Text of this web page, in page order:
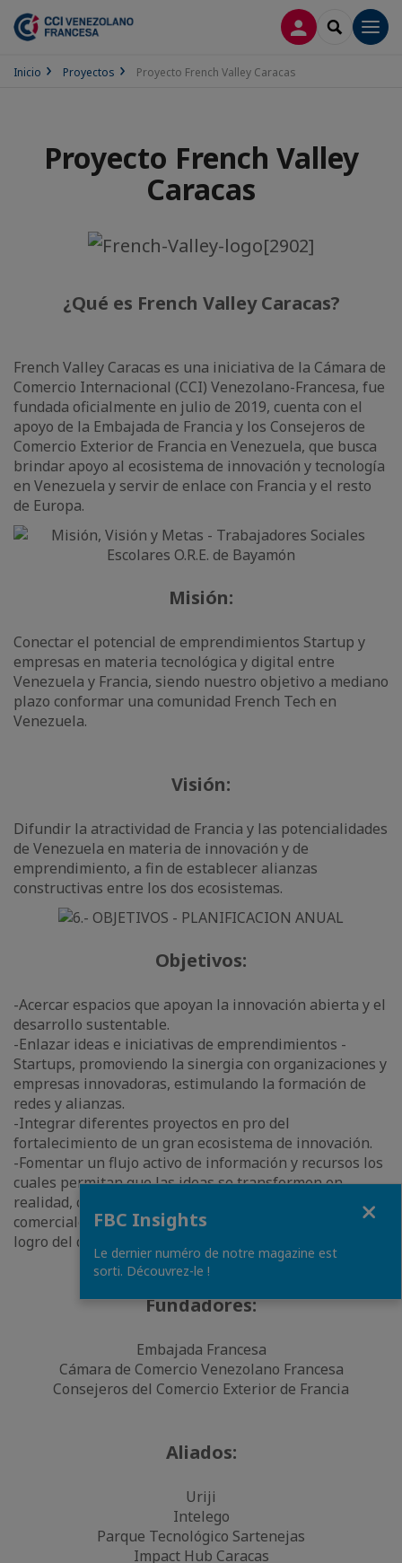
CONECTARSE
SEARCH
Inicio Proyectos Proyecto French Valley Caracas
Proyecto French Valley
Caracas
¿Qué es French Valley Caracas?
French Valley Caracas es una iniciativa de la Cámara de
Comercio Internacional (CCI) Venezolano-Francesa, fue
fundada oficialmente en julio de 2019, cuenta con el
apoyo de la Embajada de Francia y los Consejeros de
Comercio Exterior de Francia en Venezuela, que busca
brindar apoyo al ecosistema de innovación y tecnología
en Venezuela y servir de enlace con Francia y el resto
de Europa.
Misión:
Conectar el potencial de emprendimientos Startup y
empresas en materia tecnológica y digital entre
Venezuela y Francia, siendo nuestro objetivo a mediano
plazo conformar una comunidad French Tech en
Venezuela.
Visión:
Difundir la atractividad de Francia y las potencialidades
de Venezuela en materia de innovación y de
emprendimiento, a fin de establecer alianzas
constructivas entre los dos ecosistemas.
Objetivos:
-Acercar espacios que apoyan la innovación abierta y el
desarrollo sustentable.
-Enlazar ideas e iniciativas de emprendimientos -
Startups, promoviendo la sinergia con organizaciones y
empresas innovadoras, estimulando la formación de
redes y alianzas.
-Integrar diferentes proyectos en pro del
fortalecimiento de un gran ecosistema de innovación.
-Fomentar un flujo activo de información y recursos los
cuales permitan que las ideas se transformen en
realidad, con intercambios tecnológicos, educativos y
comerciales entre Venezuela y Francia, orientados al
logro del desarrollo de la innovación.
Fundadores:
Embajada Francesa
Cámara de Comercio Venezolano Francesa
Consejeros del Comercio Exterior de Francia
Aliados:
Uriji
Intelego
Parque Tecnológico Sartenejas
Impact Hub Caracas
FBC Insights
Le dernier numéro de notre magazine est
sorti. Découvrez-le !